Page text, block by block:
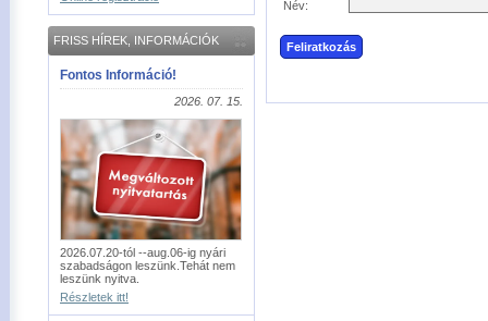
FRISS HÍREK, INFORMÁCIÓK
Fontos Információ!
2026. 07. 15.
2026.07.20-tól --aug.06-ig nyári
szabadságon leszünk.Tehát nem
leszünk nyitva.
Részletek itt!
Név: